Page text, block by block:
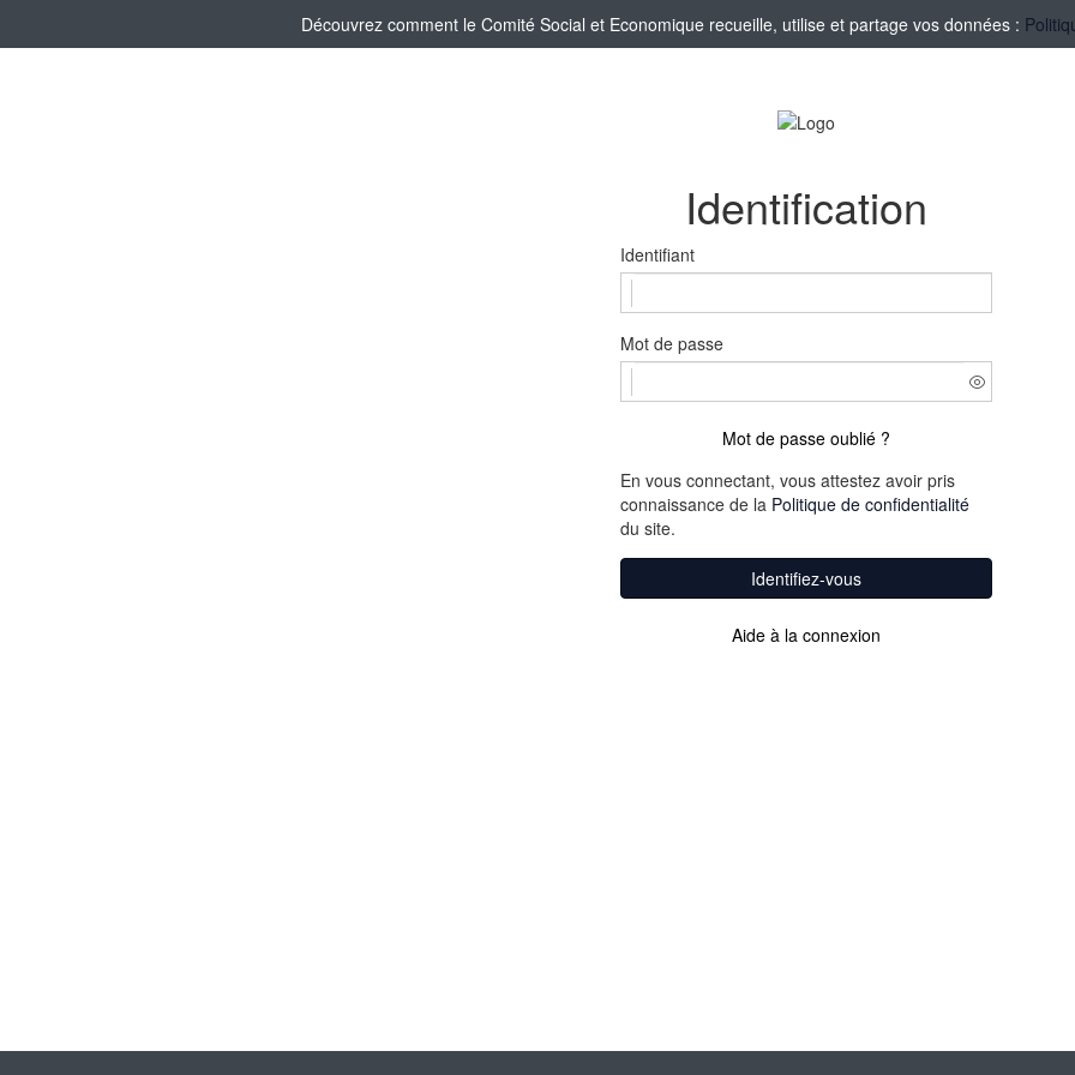
Découvrez comment le Comité Social et Economique recueille, utilise et partage vos données :
Identification
Identifiant
Mot de passe
Mot de passe oublié ?
En vous connectant, vous attestez avoir pris
connaissance de la Politique de confidentialité
du site.
Identifiez-vous
Aide à la connexion